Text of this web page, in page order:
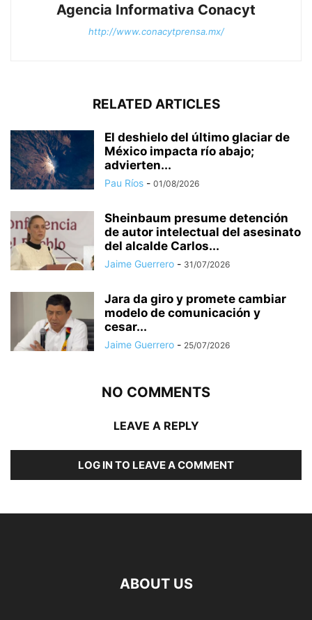
Agencia Informativa Conacyt
http://www.conacytprensa.mx/
RELATED ARTICLES
El deshielo del último glaciar de
México impacta río abajo;
advierten...
Pau Ríos - 01/08/2026
Sheinbaum presume detención
de autor intelectual del asesinato
del alcalde Carlos...
Jaime Guerrero - 31/07/2026
Jara da giro y promete cambiar
modelo de comunicación y
cesar...
Jaime Guerrero - 25/07/2026
NO COMMENTS
LEAVE A REPLY
LOG IN TO LEAVE A COMMENT
ABOUT US